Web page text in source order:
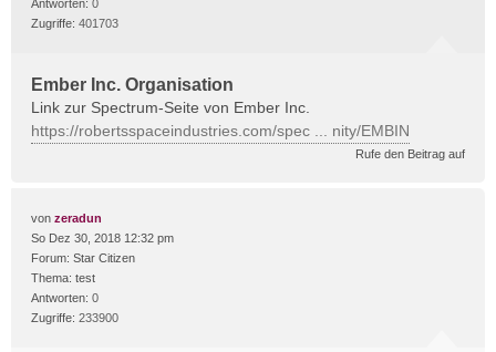
Antworten: 0
Zugriffe: 401703
Ember Inc. Organisation
Link zur Spectrum-Seite von Ember Inc.
https://robertsspaceindustries.com/spec ... nity/EMBIN
Rufe den Beitrag auf
von zeradun
So Dez 30, 2018 12:32 pm
Forum: Star Citizen
Thema: test
Antworten: 0
Zugriffe: 233900